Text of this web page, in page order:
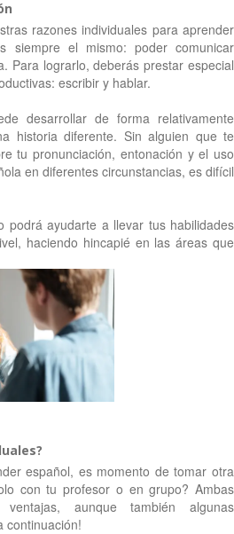
razones individuales para aprender
siempre el mismo: poder comunicar
Para lograrlo, deberás prestar especial
escribir y hablar.
desarrollar de forma relativamente
historia diferente. Sin alguien que te
tu pronunciación, entonación y el uso
en diferentes circunstancias, es difícil
podrá ayudarte a llevar tus habilidades
haciendo hincapié en las áreas que
español, es momento de tomar otra
con tu profesor o en grupo? Ambas
aunque también algunas
continuación!